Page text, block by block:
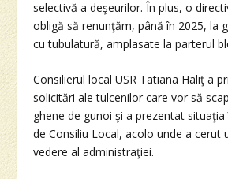
selectivă a deşeurilor. În plus, o
obligă să renunţăm, până în 2025, la
cu tubulatură, amplasate la parterul
Consilierul local USR Tatiana Haliţ a
solicitări ale tulcenilor care vor să
ghene de gunoi şi a prezentat
de Consiliu Local, acolo unde a cerut
vedere al administraţiei.